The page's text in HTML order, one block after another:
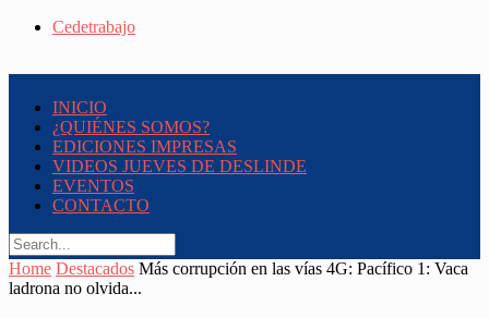
Cedetrabajo
INICIO
¿QUIÉNES SOMOS?
EDICIONES IMPRESAS
VIDEOS JUEVES DE DESLINDE
EVENTOS
CONTACTO
Home Destacados Más corrupción en las vías 4G: Pacífico 1: Vaca
ladrona no olvida...